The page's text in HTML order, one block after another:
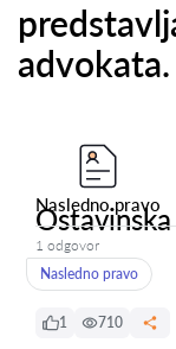
advokata.
Nasledno pravo
1 odgovor
Nasledno pravo
1 710